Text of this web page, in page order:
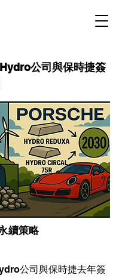
公司與保時捷簽
續策略
公司與保時捷去年簽